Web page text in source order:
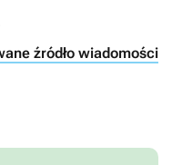
źródło wiadomości